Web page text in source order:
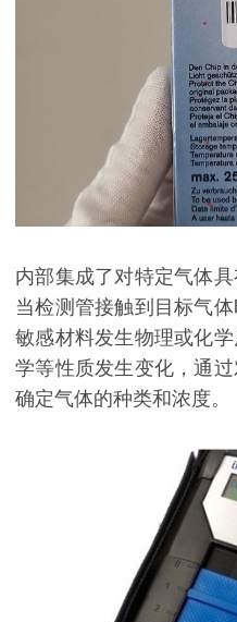
内部集成了对特定气体
当检测管接触到目标气
敏感材料发生物理或化
学等性质发生变化，通
确定气体的种类和浓度。